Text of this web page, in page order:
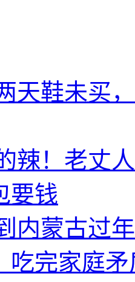
天鞋未买
辣！老丈
要钱
内蒙古过
吃完家庭